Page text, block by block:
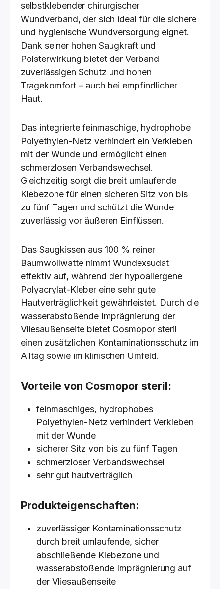
selbstklebender chirurgischer
Wundverband, der sich ideal für die sichere
und hygienische Wundversorgung eignet.
Dank seiner hohen Saugkraft und
Polsterwirkung bietet der Verband
zuverlässigen Schutz und hohen
Tragekomfort – auch bei empfindlicher
Haut.
Das integrierte feinmaschige, hydrophobe
Polyethylen-Netz verhindert ein Verkleben
mit der Wunde und ermöglicht einen
schmerzlosen Verbandswechsel.
Gleichzeitig sorgt die breit umlaufende
Klebezone für einen sicheren Sitz von bis
zu fünf Tagen und schützt die Wunde
zuverlässig vor äußeren Einflüssen.
Das Saugkissen aus 100 % reiner
Baumwollwatte nimmt Wundexsudat
effektiv auf, während der hypoallergene
Polyacrylat-Kleber eine sehr gute
Hautverträglichkeit gewährleistet. Durch die
wasserabstoßende Imprägnierung der
Vliesaußenseite bietet Cosmopor steril
einen zusätzlichen Kontaminationsschutz im
Alltag sowie im klinischen Umfeld.
Vorteile von Cosmopor steril:
feinmaschiges, hydrophobes
Polyethylen-Netz verhindert Verkleben
mit der Wunde
sicherer Sitz von bis zu fünf Tagen
schmerzloser Verbandswechsel
sehr gut hautverträglich
Produkteigenschaften:
zuverlässiger Kontaminationsschutz
durch breit umlaufende, sicher
abschließende Klebezone und
wasserabstoßende Imprägnierung auf
der Vliesaußenseite